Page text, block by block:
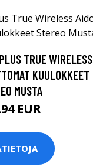
TRUE WIRELESS
KUULOKKEET
MUSTA
EUR